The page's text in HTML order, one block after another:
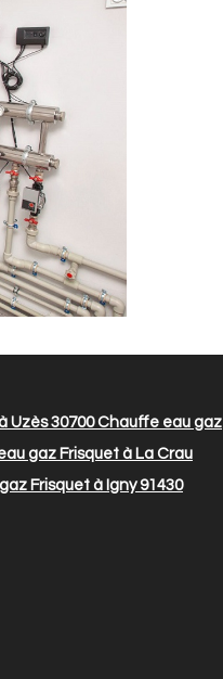
Uzès 30700Chauffe eau gaz
gaz Frisquet à La Crau
Frisquet à Igny 91430